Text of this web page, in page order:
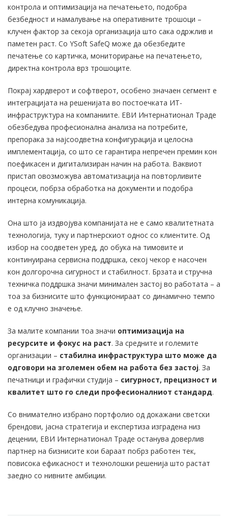
контрола и оптимизација на печатењето, подобра
безбедност и намалување на оперативните трошоци –
клучен фактор за секоја организација што сака одржлив и
паметен раст. Со YSoft SafeQ може да обезбедите
печатење со картичка, мониторирање на печатењето,
директна контрола врз трошоците.
Покрај хардверот и софтверот, особено значаен сегмент е
интеграцијата на решенијата во постоечката ИТ-
инфраструктура на компаниите. ЕВИ Интернатионал Траде
обезбедува професионална анализа на потребите,
препорака за најсоодветна конфигурација и целосна
имплементација, со што се гарантира непречен премин кон
поефикасен и дигитализиран начин на работа. Ваквиот
пристап овозможува автоматизација на повторливите
процеси, побрза обработка на документи и подобра
интерна комуникација.
Она што ја издвојува компанијата не е само квалитетната
технологија, туку и партнерскиот однос со клиентите. Од
избор на соодветен уред, до обука на тимовите и
континуирана сервисна поддршка, секој чекор е насочен
кон долгорочна сигурност и стабилност. Брзата и стручна
техничка поддршка значи минимален застој во работата – а
тоа за бизнисите што функционираат со динамично темпо
е од клучно значење.
За малите компании тоа значи оптимизација на
ресурсите и фокус на раст. За средните и големите
организации – стабилна инфраструктура што може да
одговори на зголемен обем на работа без застој. За
печатници и графички студија – сигурност, прецизност и
квалитет што го следи професионалниот стандард.
Со внимателно избрано портфолио од докажани светски
брендови, јасна стратегија и експертиза изградена низ
децении, ЕВИ Интернатионал Траде останува доверлив
партнер на бизнисите кои бараат побрз работен тек,
повисока ефикасност и технолошки решенија што растат
заедно со нивните амбиции.